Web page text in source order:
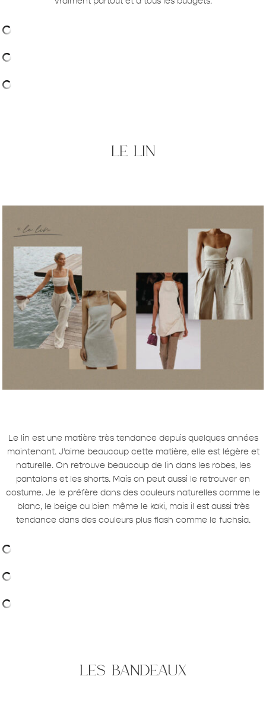
le lin
Le lin est une matière très tendance depuis quelques années
maintenant. J’aime beaucoup cette matière, elle est légère et
naturelle. On retrouve beaucoup de lin dans les robes, les
pantalons et les shorts. Mais on peut aussi le retrouver en
costume. Je le préfère dans des couleurs naturelles comme le
blanc, le beige ou bien même le kaki, mais il est aussi très
tendance dans des couleurs plus flash comme le fuchsia.
les bandeaux